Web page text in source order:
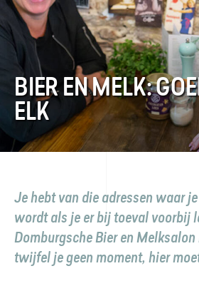
BIER EN MELK:
ELK
Je hebt van die adressen waar
wordt als je er bij toeval voorbij
Domburgsche Bier en Melksalon
twijfel je geen moment, hier